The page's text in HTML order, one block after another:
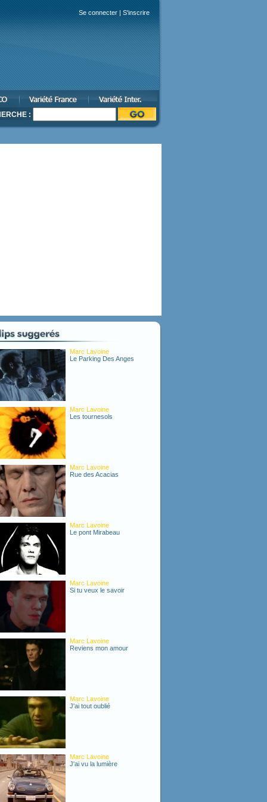
Se connecter | S'inscrire
:
Marc Lavoine
Le Parking Des Anges
Marc Lavoine
Les tournesols
Marc Lavoine
Rue des Acacias
Marc Lavoine
Le pont Mirabeau
Marc Lavoine
Si tu veux le savoir
Marc Lavoine
Reviens mon amour
Marc Lavoine
J'ai tout oublié
Marc Lavoine
J'ai vu la lumière